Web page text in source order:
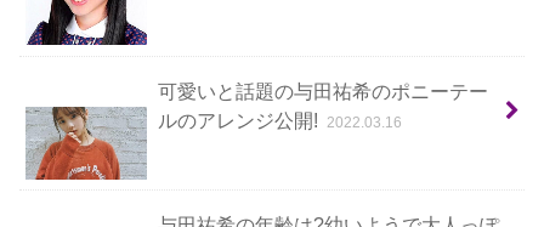
可愛いと話題の与田祐希のポニーテー
ルのアレンジ公開!
2022.03.16